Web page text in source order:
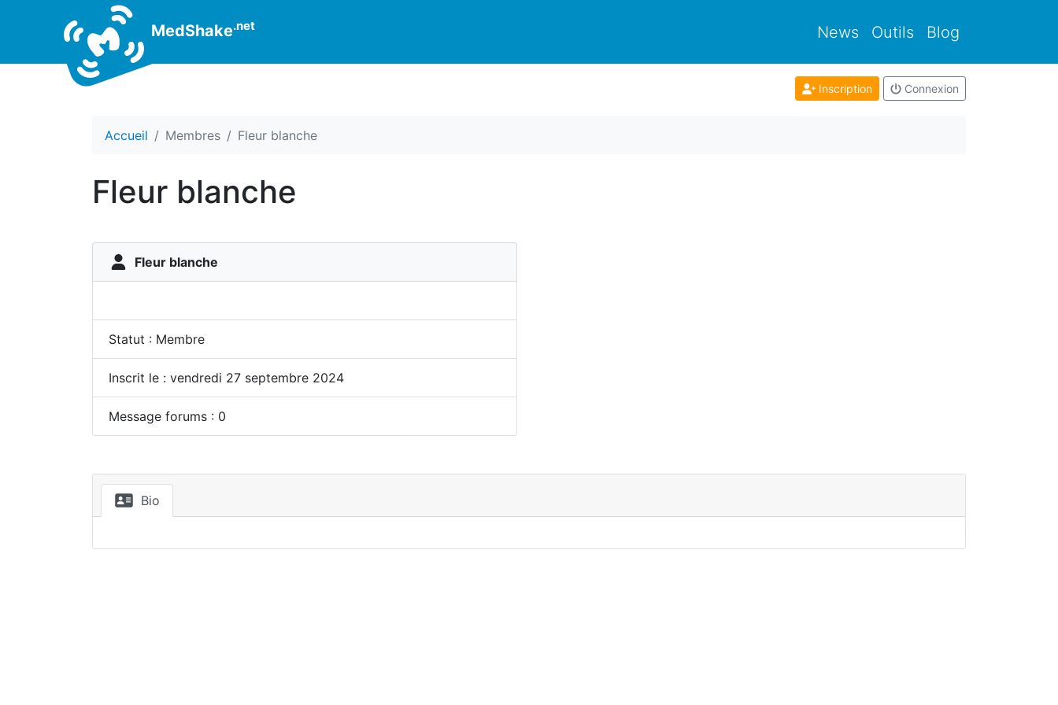
MedShake.net News Outils Blog
Inscription Connexion
Accueil Membres Fleur blanche
Fleur blanche
Fleur blanche
Statut : Membre
Inscrit le : vendredi 27 septembre 2024
Message forums : 0
Bio